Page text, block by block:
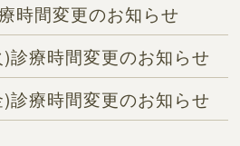
時間変更のお知らせ
診療時間変更のお知らせ
診療時間変更のお知らせ